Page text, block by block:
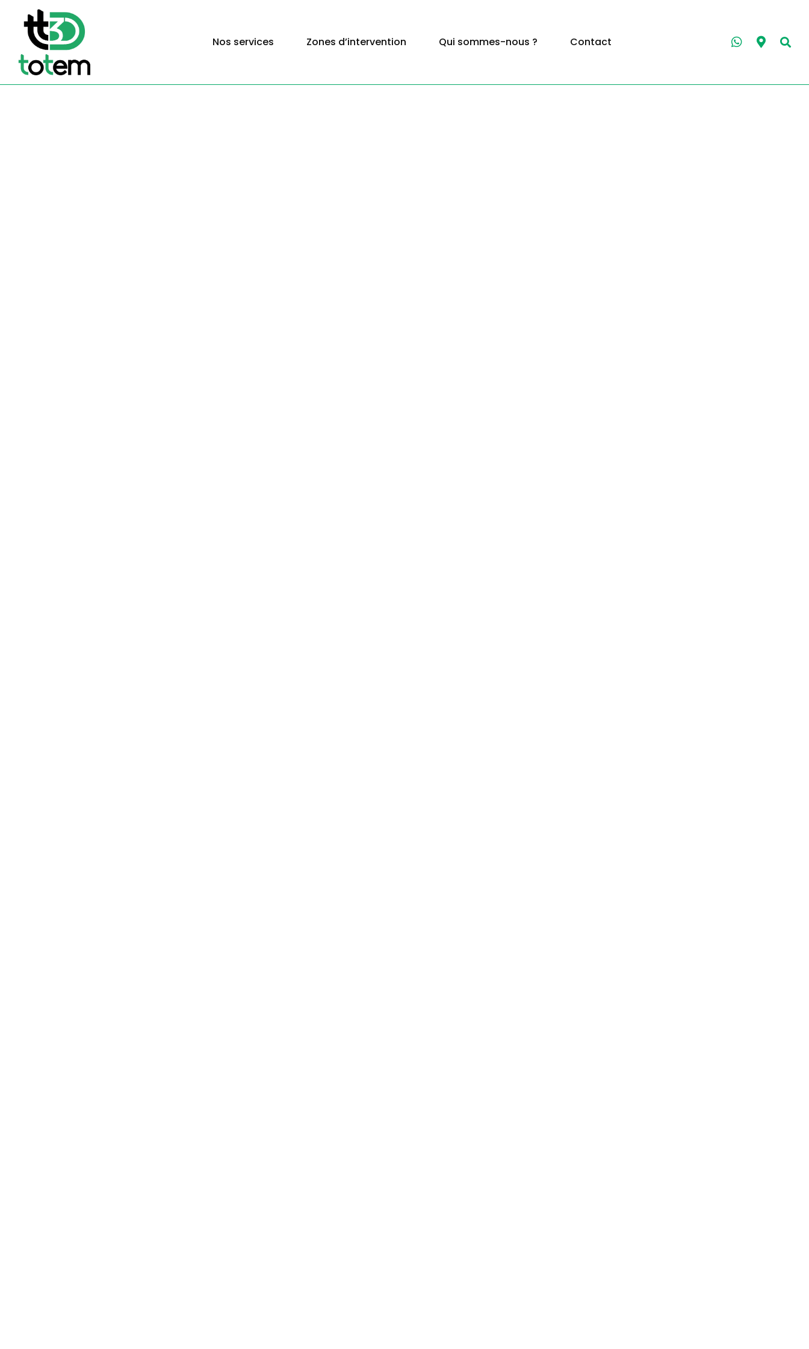
Nos services Zones d’intervention Qui sommes-nous ? Contact